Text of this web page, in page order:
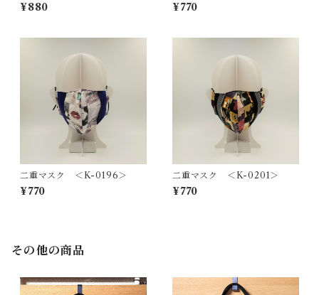
¥880 ¥770
二重マスク ＜K-0196＞
¥770
二重マスク ＜K-0201＞
¥770
その他の商品